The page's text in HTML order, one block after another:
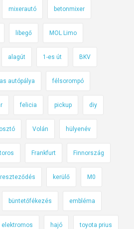
r
s
z
g
a
!
D
a
z
mixerautó betonmixer
libegő MOL Limo
alagút 1-es út BKV
autópálya félsorompó
felicia pickup diy
Volán hülyenév
Frankfurt Finnország
kerülő M0
büntetőfékezés embléma
elektromos hajó toyota prius